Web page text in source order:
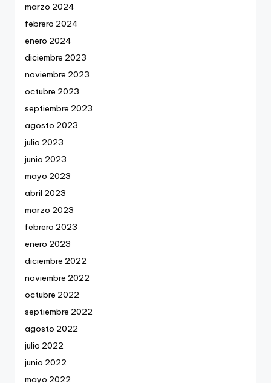
marzo 2024
febrero 2024
enero 2024
diciembre 2023
noviembre 2023
octubre 2023
septiembre 2023
agosto 2023
julio 2023
junio 2023
mayo 2023
abril 2023
marzo 2023
febrero 2023
enero 2023
diciembre 2022
noviembre 2022
octubre 2022
septiembre 2022
agosto 2022
julio 2022
junio 2022
mayo 2022